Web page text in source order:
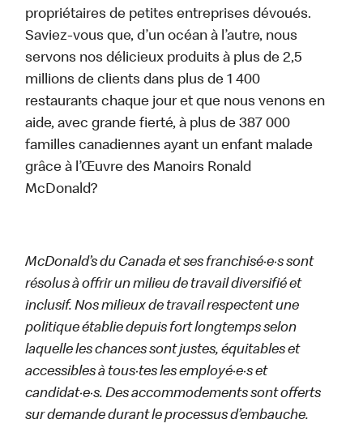
propriétaires de petites entreprises dévoués.
Saviez-vous que, d’un océan à l’autre, nous
servons nos délicieux produits à plus de 2,5
millions de clients dans plus de 1 400
restaurants chaque jour et que nous venons en
aide, avec grande fierté, à plus de 387 000
familles canadiennes ayant un enfant malade
grâce à l’Œuvre des Manoirs Ronald
McDonald?
McDonald’s du Canada et ses franchisé·e·s sont
résolus à offrir un milieu de travail diversifié et
inclusif. Nos milieux de travail respectent une
politique établie depuis fort longtemps selon
laquelle les chances sont justes, équitables et
accessibles à tous·tes les employé·e·s et
candidat·e·s. Des accommodements sont offerts
sur demande durant le processus d’embauche.